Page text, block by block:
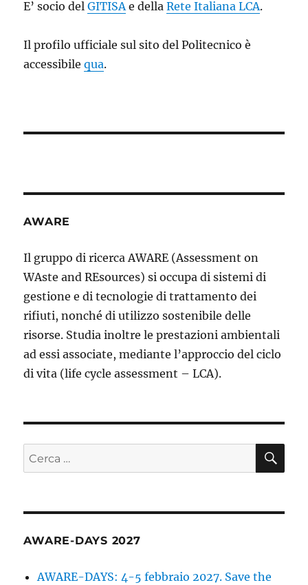
E’ socio delGITISA e dellaRete Italiana LCA.
Il profilo ufficiale sul sito del Politecnico è
accessibilequa.
AWARE
Il gruppo di ricerca AWARE (Assessment on
WAste and REsources) si occupa di sistemi di
gestione e di tecnologie di trattamento dei
rifiuti, nonché di utilizzo sostenibile delle
risorse. Studia inoltre le prestazioni ambientali
ad essi associate, mediante l’approccio del ciclo
di vita (life cycle assessment – LCA).
Cerca:
AWARE-DAYS 2027
AWARE-DAYS: 4-5 febbraio 2027. Save the